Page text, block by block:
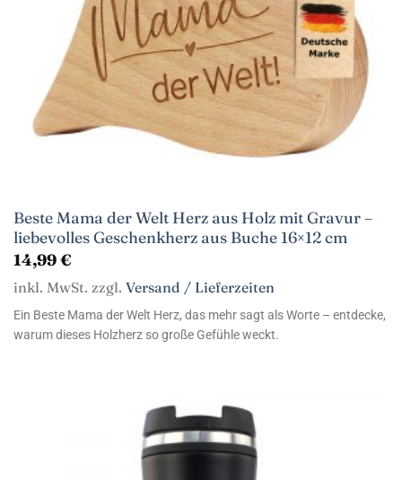
Beste Mama der Welt Herz aus Holz mit Gravur –
liebevolles Geschenkherz aus Buche 16×12 cm
14,99€
inkl. MwSt. zzgl. Versand / Lieferzeiten
Ein Beste Mama der Welt Herz, das mehr sagt als Worte – entdecke,
warum dieses Holzherz so große Gefühle weckt.